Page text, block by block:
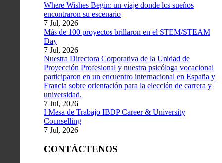
Where Wishes Begin: un viaje donde los sueños
encontraron su escenario
7 Jul, 2026
Más de 100 proyectos brillaron en el STEM/STEAM
Day
7 Jul, 2026
Nuestra Directora Corporativa de la Unidad de
Proyección Profesional y nuestra psicóloga vocacional
participaron en un encuentro internacional en España y
Francia sobre orientación para la elección de carrera y
universidad.
7 Jul, 2026
I Mesa de Trabajo IBDP Career & University
Counselling
7 Jul, 2026
CONTÁCTENOS